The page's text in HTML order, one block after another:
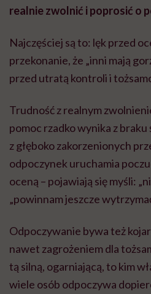
realnie zwolnić i poprosić o
Najczęściej są to: lęk przed
przekonanie, że „inni mają
przed utratą kontroli i
Trudność z realnym
pomoc rzadko wynika z braku
z głęboko zakorzenionych
odpoczynek uruchamia
oceną – pojawiają się myśli:
„powinnam jeszcze
Odpoczywanie bywa też
nawet zagrożeniem dla
tą silną, ogarniającą, to kim
wiele osób odpoczywa